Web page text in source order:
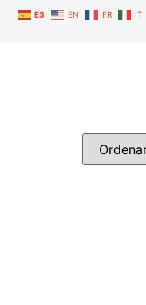
ES EN FR IT